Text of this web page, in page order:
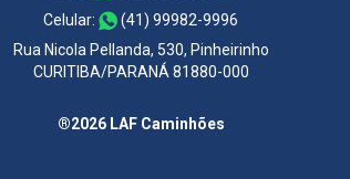
Celular:
(41) 99982-9996
Rua Nicola Pellanda, 530, Pinheirinho
CURITIBA/PARANÁ 81880-000
®2026 LAF Caminhões